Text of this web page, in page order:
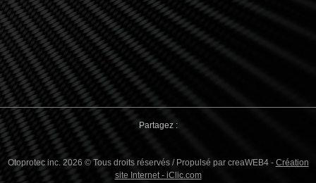
Partagez :
Otoprotec inc. 2026 © Tous droits réservés / Propulsé par creaWEB4 - Création
site Internet - iClic.com